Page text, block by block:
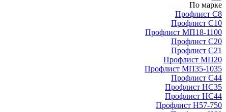
По марке
Профлист С8
Профлист С10
Профлист МП18-1100
Профлист С20
Профлист С21
Профлист МП20
Профлист МП35-1035
Профлист С44
Профлист НС35
Профлист НС44
Профлист Н57-750